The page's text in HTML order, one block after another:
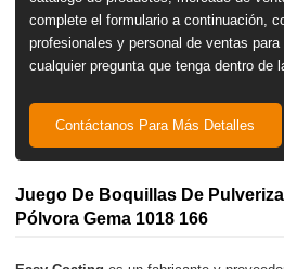
complete el formulario a continuación,
profesionales y personal de ventas
cualquier pregunta que tenga dentro de
Contáctanos Para Más Detalles
Juego De Boquillas De
Pólvora Gema 1018 166